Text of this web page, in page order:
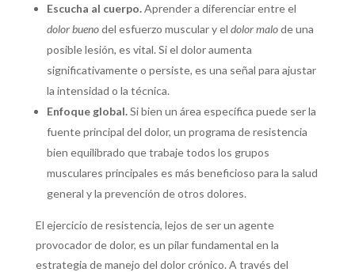
Escucha al cuerpo.Aprender a diferenciar entre el
dolor buenodel esfuerzo muscular y el dolor malode una
posible lesión, es vital. Si el dolor aumenta
significativamente o persiste, es una señal para ajustar
la intensidad o la técnica.
Enfoque global.Si bien un área específica puede ser la
fuente principal del dolor, un programa de resistencia
bien equilibrado que trabaje todos los grupos
musculares principales es más beneficioso para la salud
general y la prevención de otros dolores.
El ejercicio de resistencia, lejos de ser un agente
provocador de dolor, es un pilar fundamental en la
estrategia de manejo del dolor crónico. A través del